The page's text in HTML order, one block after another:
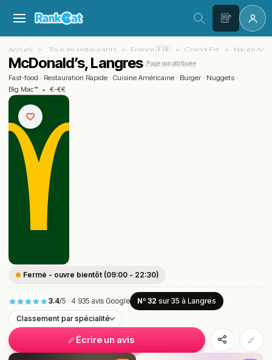
Accueil Tous les restaurants France 🇫🇷 Grand Est Haute-
McDonald’s, Langres Page non attribuée
Fast‑food · Restauration Rapide · Cuisine Américaine · Burger· Nuggets ·
Big Mac™ • €-€€
Fermé - ouvre bientôt (09:00 - 22:30)
3.4/5 · 4 935 avis Google Nº 32 sur 35 à Langres
Classement par spécialité
Écrire un avis